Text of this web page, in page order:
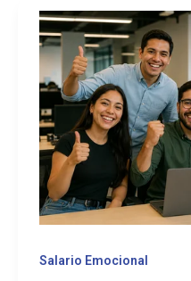
Salario Emocional